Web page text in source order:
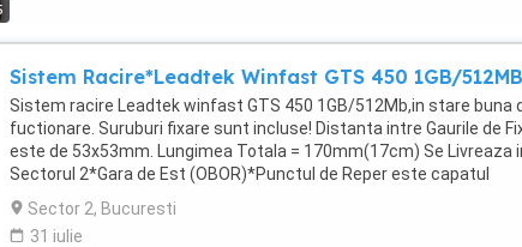
Sistem Racire*Leadtek Winfast GTS 450 1GB/
Sistem racire Leadtek winfast GTS 450 1GB/512Mb,in stare buna
fuctionare. Suruburi fixare sunt incluse! Distanta intre Gaurile de
este de 53x53mm. Lungimea Totala = 170mm(17cm) Se Livreaza
Sectorul 2*Gara de Est (OBOR)*Punctul de Reper este capatul
Troleibuzului 85-69. Sunati ptr mai multe detalii.
Sector 2, Bucuresti
31 iulie